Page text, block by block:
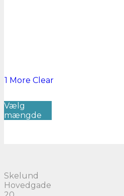
1 More Clear
Vælg
mængde
Skelund
Hovedgade